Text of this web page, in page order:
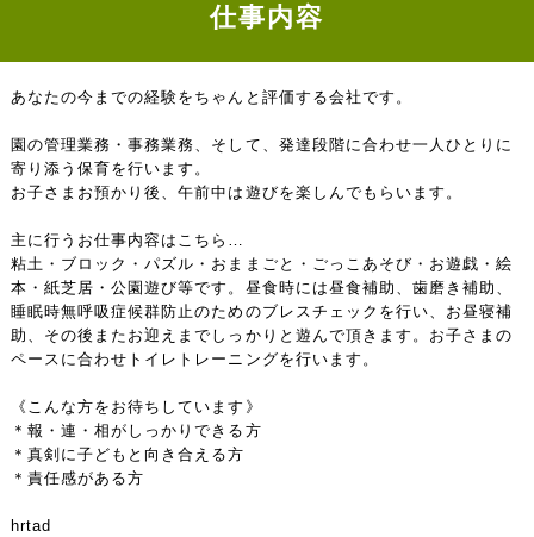
仕事内容
あなたの今までの経験をちゃんと評価する会社です。
園の管理業務・事務業務、そして、発達段階に合わせ一人ひとりに
寄り添う保育を行います。
お子さまお預かり後、午前中は遊びを楽しんでもらいます。
主に行うお仕事内容はこちら…
粘土・ブロック・パズル・おままごと・ごっこあそび・お遊戯・絵
本・紙芝居・公園遊び等です。昼食時には昼食補助、歯磨き補助、
睡眠時無呼吸症候群防止のためのブレスチェックを行い、お昼寝補
助、その後またお迎えまでしっかりと遊んで頂きます。お子さまの
ペースに合わせトイレトレーニングを行います。
《こんな方をお待ちしています》
＊報・連・相がしっかりできる方
＊真剣に子どもと向き合える方
＊責任感がある方
hrtad